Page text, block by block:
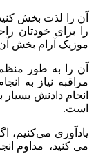
آن را لذت بخش
را برای خودتان
موزیک آرام بخش
آن را به طور
مراقبه نیاز به
انجام دادنش
است.
یادآوری می‌کنیم،
می کنید، مداوم